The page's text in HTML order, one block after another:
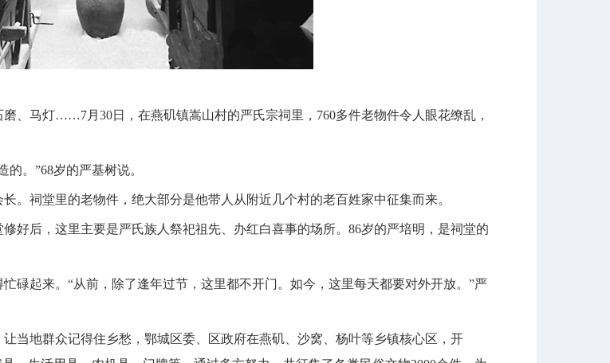
马灯……7月30日，在燕矶镇嵩山村的严氏宗祠里，760多件老物件令人眼花缭乱，
。”68岁的严基树说。
祠堂里的老物件，绝大部分是他带人从附近几个村的老百姓家中征集而来。
后，这里主要是严氏族人祭祀祖先、办红白喜事的场所。86岁的严培明，是祠堂的
起来。“从前，除了逢年过节，这里都不开门。如今，这里每天都要对外开放。”严
地群众记得住乡愁，鄂城区委、区政府在燕矶、沙窝、杨叶等乡镇核心区，开